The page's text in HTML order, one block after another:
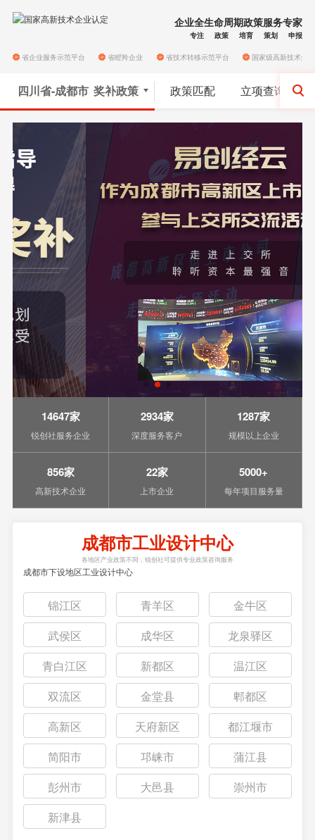
企业全生命周期政策服务专家
专注 政策 培育 策划 申报
省企业服务示范平台 省瞪羚企业 省技术转移示范平台 国家级高新技术企业
四川省-成都市 奖补政策 政策匹配 立项查询
14647家
锐创社服务企业
2934家
深度服务客户
1287家
规模以上企业
856家
高新技术企业
22家
上市企业
5000+
每年项目服务量
成都市工业设计中心
各地区产业政策不同，锐创社可提供专业政策咨询服务
成都市下设地区工业设计中心
锦江区 青羊区
金牛区
武侯区
成华区
龙泉驿区
青白江区
新都区
温江区
双流区
金堂县
郫都区
高新区
天府新区
都江堰市
简阳市
邛崃市
蒲江县
彭州市
大邑县
崇州市
新津县